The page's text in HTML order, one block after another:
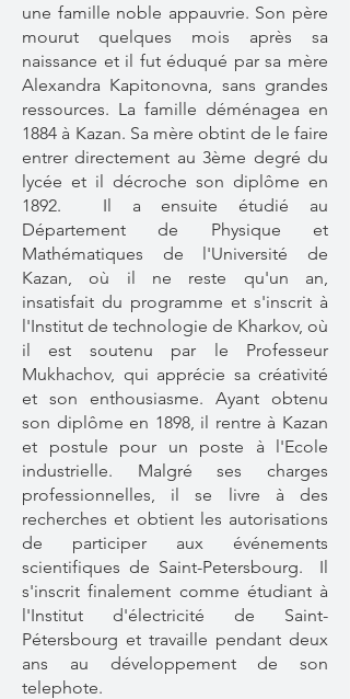
une famille noble appauvrie. Son père
mourut quelques mois après sa
naissance et il fut éduqué par sa mère
Alexandra Kapitonovna, sans grandes
ressources. La famille déménagea en
1884 à Kazan. Sa mère obtint de le faire
entrer directement au 3ème degré du
lycée et il décroche son diplôme en
1892. Il a ensuite étudié au
Département de Physique et
Mathématiques de l'Université de
Kazan, où il ne reste qu'un an,
insatisfait du programme et s'inscrit à
l'Institut de technologie de Kharkov, où
il est soutenu par le Professeur
Mukhachov, qui apprécie sa créativité
et son enthousiasme. Ayant obtenu
son diplôme en 1898, il rentre à Kazan
et postule pour un poste à l'Ecole
industrielle. Malgré ses charges
professionnelles, il se livre à des
recherches et obtient les autorisations
de participer aux événements
scientifiques de Saint-Petersbourg. Il
s'inscrit finalement comme étudiant à
l'Institut d'électricité de Saint-
Pétersbourg et travaille pendant deux
ans au développement de son
telephote.